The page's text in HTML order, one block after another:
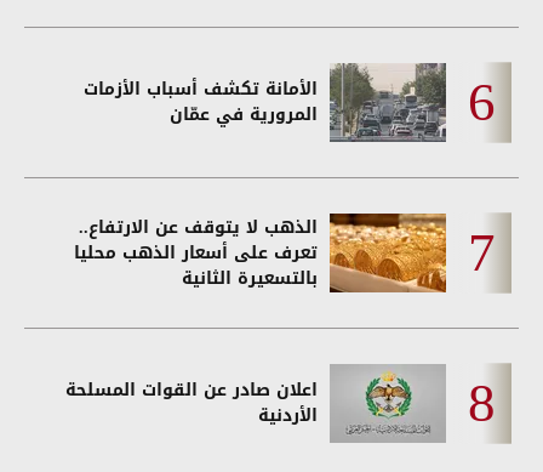
الأمانة تكشف أسباب الأزمات
المرورية في عمّان
الذهب لا يتوقف عن الارتفاع..
تعرف على أسعار الذهب محليا
بالتسعيرة الثانية
اعلان صادر عن القوات المسلحة
الأردنية